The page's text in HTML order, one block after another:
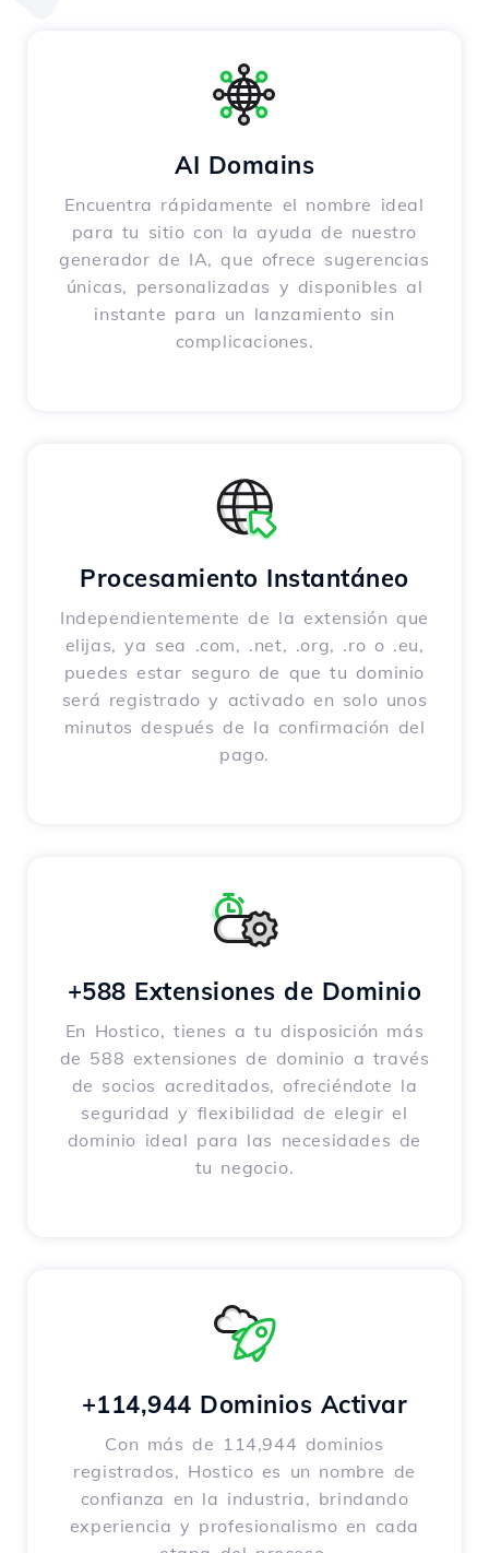
AI Domains
Encuentra rápidamente el nombre ideal
para tu sitio con la ayuda de nuestro
generador de IA, que ofrece sugerencias
únicas, personalizadas y disponibles al
instante para un lanzamiento sin
complicaciones.
Procesamiento Instantáneo
Independientemente de la extensión que
elijas, ya sea .com, .net, .org, .ro o .eu,
puedes estar seguro de que tu dominio
será registrado y activado en solo unos
minutos después de la confirmación del
pago.
+588 Extensiones de Dominio
En Hostico, tienes a tu disposición más
de 588 extensiones de dominio a través
de socios acreditados, ofreciéndote la
seguridad y flexibilidad de elegir el
dominio ideal para las necesidades de
tu negocio.
+114,944 Dominios Activar
Con más de 114,944 dominios
registrados, Hostico es un nombre de
confianza en la industria, brindando
experiencia y profesionalismo en cada